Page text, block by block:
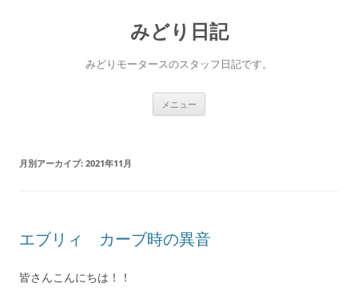
みどり日記
みどりモータースのスタッフ日記です。
メニュー
月別アーカイブ: 2021年11月
エブリィ カーブ時の異音
皆さんこんにちは！！